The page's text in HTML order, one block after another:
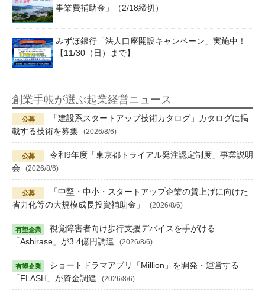
事業費補助金」（2/18締切）
みずほ銀行「法人口座開設キャンペーン」実施中！
【11/30（日）まで】
創業手帳が選ぶ起業経営ニュース
「建設系スタートアップ技術カタログ」カタログに掲
載する技術を募集
(2026/8/6)
令和9年度「東京都トライアル発注認定制度」事業説明
会
(2026/8/6)
「中堅・中小・スタートアップ企業の賃上げに向けた
省力化等の大規模成長投資補助金」
(2026/8/6)
視覚障害者向け歩行支援デバイスを手がける
「Ashirase」が3.4億円調達
(2026/8/6)
ショートドラマアプリ「Million」を開発・運営する
「FLASH」が資金調達
(2026/8/6)